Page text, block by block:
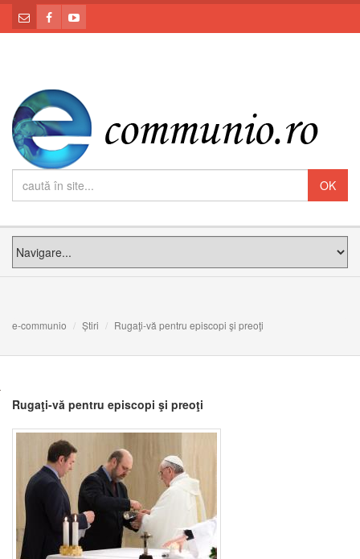
e-communio Știri Rugaţi-vă pentru episcopi şi preoţi
Rugaţi-vă pentru episcopi şi preoţi